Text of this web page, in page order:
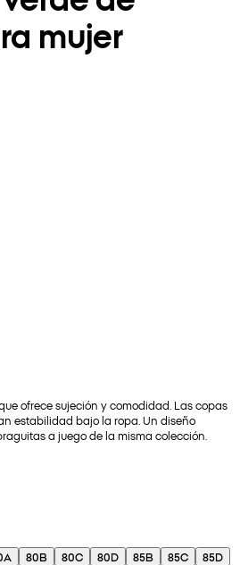
mujer
ofrece sujeción y comodidad. Las copas
estabilidad bajo la ropa. Un diseño
a juego de la misma colección.
80B 80C 80D 85B 85C
85D